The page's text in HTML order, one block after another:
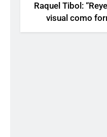
Raquel Tibol:
visual como